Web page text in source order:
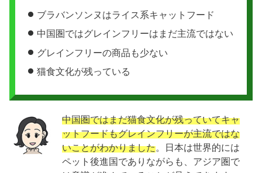
ブラバンソンヌはライス系キャットフード
中国圏ではグレインフリーはまだ主流ではない
グレインフリーの商品も少ない
猫食文化が残っている
中国圏ではまだ猫食文化が残っていてキャ
ットフードもグレインフリーが主流ではな
いことがわかりました。日本は世界的には
ペット後進国でありながらも、アジア圏で